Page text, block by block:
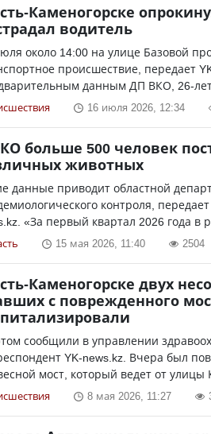
Каменогорске
водитель
около 14:00 на улице Базовой
происшествие, передает
данным ДП ВКО, 26-
16 июля 2026, 12:34
больше 500 человек
животных
данные приводит областной
контроля,
«За первый квартал 2026 года в
15 мая 2026, 11:40 2504
Каменогорске двух
с поврежденного
сообщили в управлении
YK-news.kz. Вчера был
мост, который ведет от улицы
8 мая 2026, 11:27